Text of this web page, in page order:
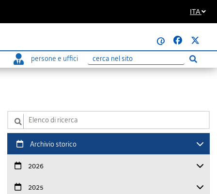
ITA
@
persone e uffici
Ricerca
Elenco di ricerca
Archivio storico
2026
2025